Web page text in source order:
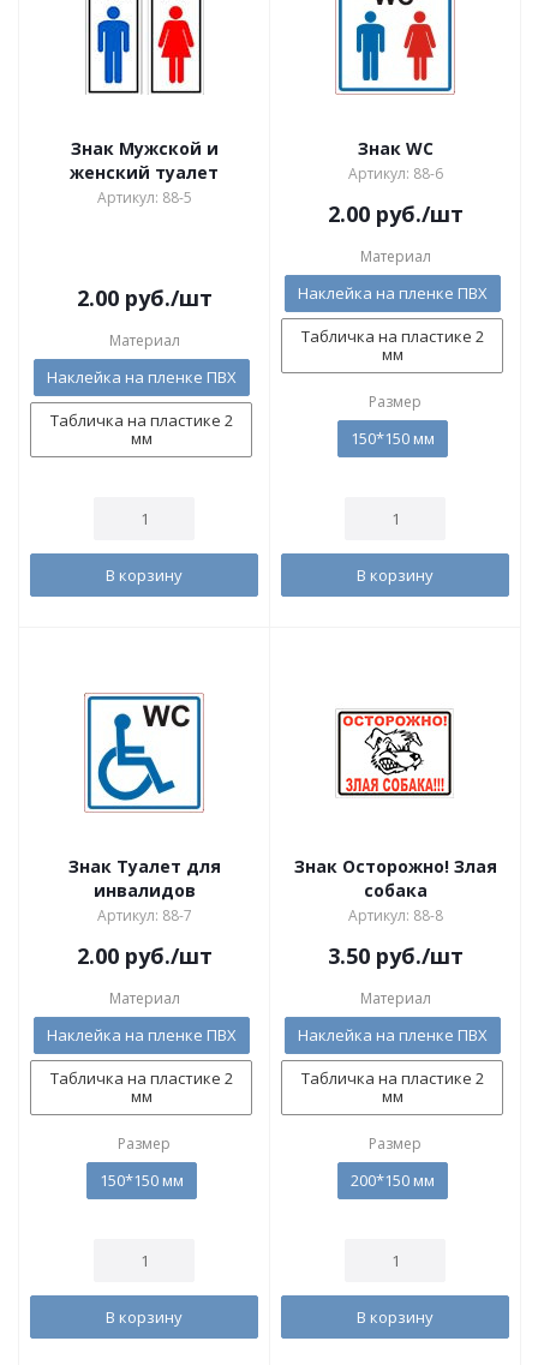
Знак Мужской и
женский туалет
Артикул: 88-5
2.00руб./шт
Материал
Наклейка на пленке ПВХ
Табличка на пластике 2
мм
В корзину
Знак WC
Артикул: 88-6
2.00руб./шт
Материал
Наклейка на пленке ПВХ
Табличка на пластике 2
мм
Размер
150*150 мм
В корзину
Знак Туалет для
инвалидов
Артикул: 88-7
2.00руб./шт
Материал
Наклейка на пленке ПВХ
Табличка на пластике 2
мм
Размер
150*150 мм
В корзину
Знак Осторожно! Злая
собака
Артикул: 88-8
3.50руб./шт
Материал
Наклейка на пленке ПВХ
Табличка на пластике 2
мм
Размер
200*150 мм
В корзину